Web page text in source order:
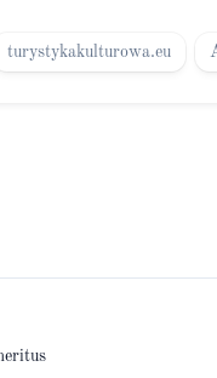
turystykakulturowa.eu